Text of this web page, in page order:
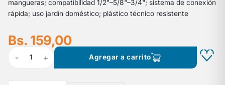
mangueras; compatibilidad 1/2"–5/8"–3/4"; sistema de conexión
rápida; uso jardín doméstico; plástico técnico resistente
Bs. 159,00
- 1 + Agregar a carrito